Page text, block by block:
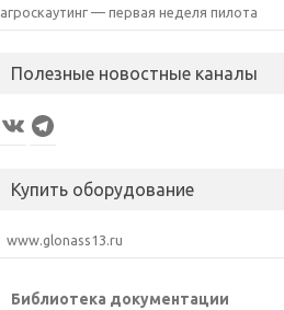
агроскаутинг — первая неделя пилота
Полезные новостные каналы
VK Telegram
Купить оборудование
www.glonass13.ru
Библиотека документации